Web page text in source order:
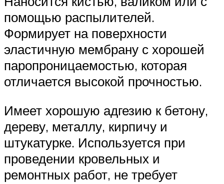
помощью распылителей.
Формирует на поверхности
эластичную мембрану с хорошей
паропроницаемостью, которая
отличается высокой прочностью.
Имеет хорошую адгезию к бетону,
дереву, металлу, кирпичу и
штукатурке. Используется при
проведении кровельных и
ремонтных работ, не требует